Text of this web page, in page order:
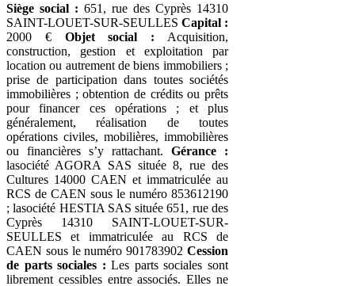
Siège social : 651, rue des Cyprès 14310
SAINT-LOUET-SUR-SEULLES Capital :
2000 € Objet social : Acquisition,
construction, gestion et exploitation par
location ou autrement de biens immobiliers ;
prise de participation dans toutes sociétés
immobilières ; obtention de crédits ou prêts
pour financer ces opérations ; et plus
généralement, réalisation de toutes
opérations civiles, mobilières, immobilières
ou financières s’y rattachant. Gérance :
lasociété AGORA SAS située 8, rue des
Cultures 14000 CAEN et immatriculée au
RCS de CAEN sous le numéro 853612190
; lasociété HESTIA SAS située 651, rue des
Cyprès 14310 SAINT-LOUET-SUR-
SEULLES et immatriculée au RCS de
CAEN sous le numéro 901783902 Cession
de parts sociales : Les parts sociales sont
librement cessibles entre associés. Elles ne